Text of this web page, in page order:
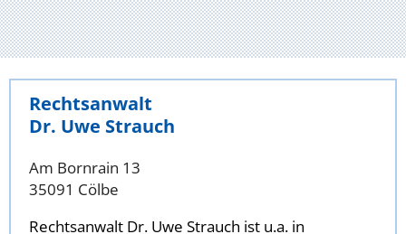
Rechtsanwalt
Dr. Uwe Strauch
Am Bornrain 13
35091 Cölbe
Rechtsanwalt Dr. Uwe Strauch ist u.a. in